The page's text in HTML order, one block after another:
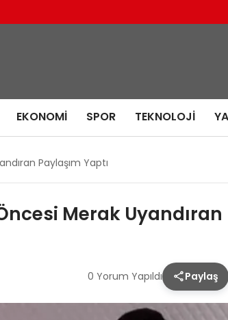
EKONOMI SPOR TEKNOLOJI
Paylaşım Yaptı
Merak
0 Yorum Yapıldı Paylaş